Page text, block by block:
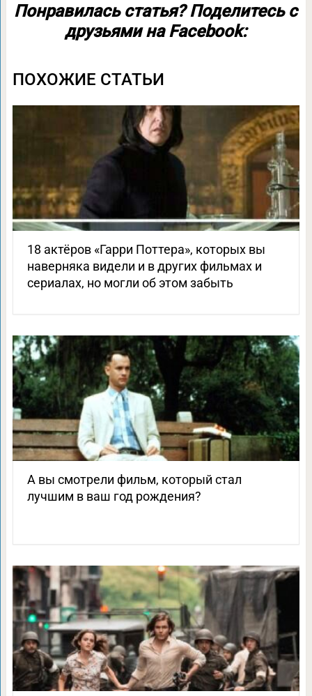
Понравилась статья? Поделитесь с
друзьями на Facebook:
ПОХОЖИЕ СТАТЬИ
18 актёров «Гарри Поттера», которых вы
наверняка видели и в других фильмах и
сериалах, но могли об этом забыть
А вы смотрели фильм, который стал
лучшим в ваш год рождения?